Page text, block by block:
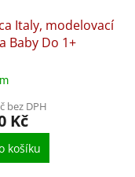
Italy, modelovací
Baby Do 1+
bez DPH
Kč
košíku